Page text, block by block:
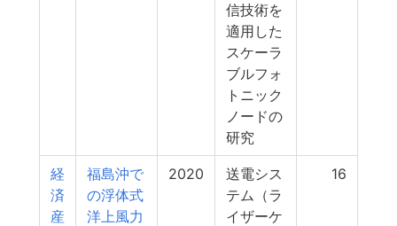
信技術を
適用した
スケーラ
ブルフォ
トニック
ノードの
研究
経
済
産
福島沖で
の浮体式
洋上風力
2020
送電シス
テム（ラ
イザーケ
16